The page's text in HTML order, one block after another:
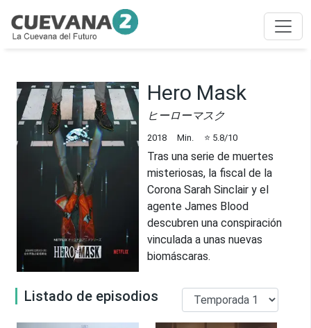
Hero Mask
ヒーローマスク
2018 Min. ⭐ 5.8/10
Tras una serie de muertes
misteriosas, la fiscal de la
Corona Sarah Sinclair y el
agente James Blood
descubren una conspiración
vinculada a unas nuevas
biomáscaras.
Listado de episodios